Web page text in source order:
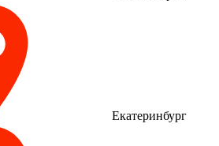
Екатеринбург